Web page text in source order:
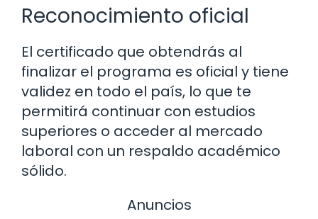
Reconocimiento oficial
El certificado que obtendrás al
finalizar el programa es oficial y tiene
validez en todo el país, lo que te
permitirá continuar con estudios
superiores o acceder al mercado
laboral con un respaldo académico
sólido.
Anuncios